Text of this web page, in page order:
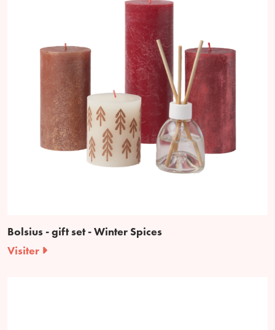
Bolsius - gift set - Winter Spices
Visiter